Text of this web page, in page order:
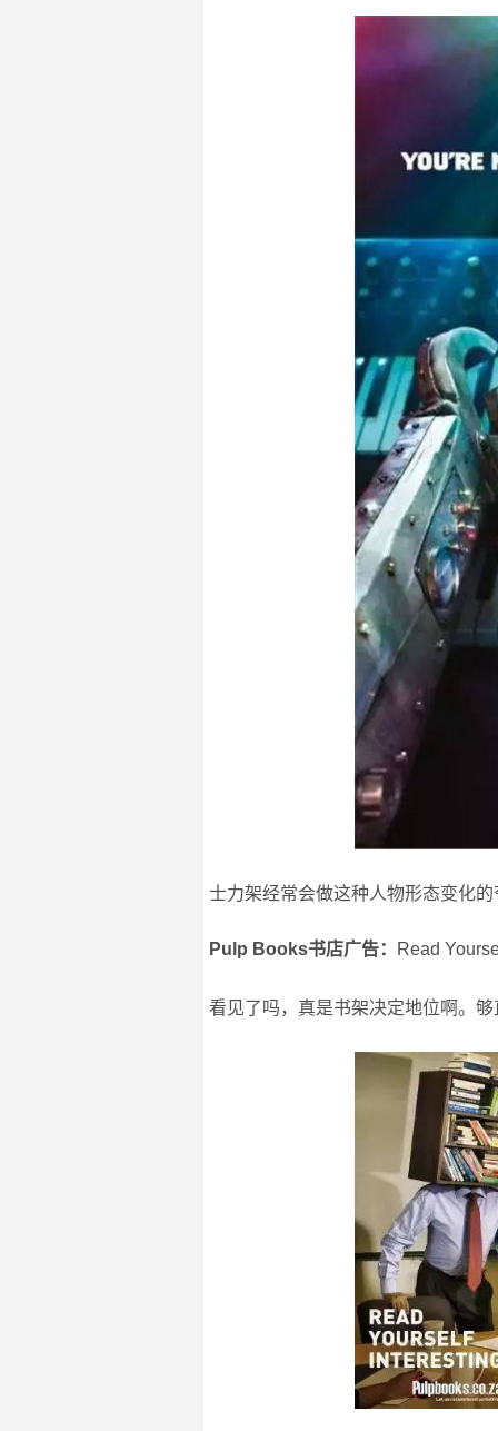
士力架经常会做这种人物形态变化
Pulp Books书店广告： Read
看见了吗，真是书架决定地位啊。